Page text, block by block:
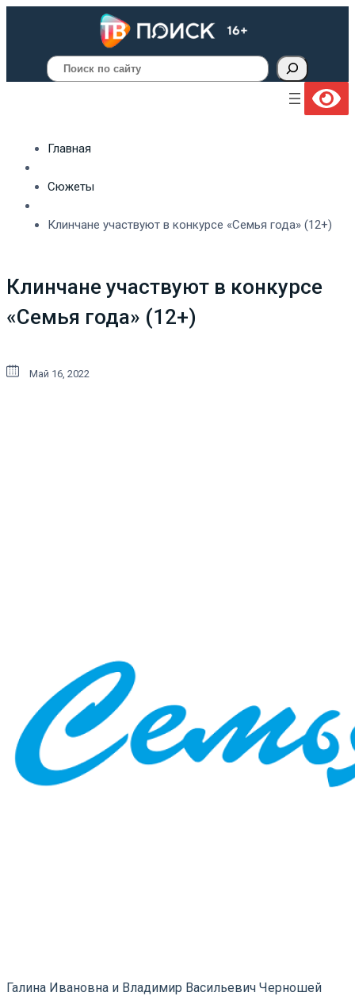
Поиск
Главная
Сюжеты
Клинчане участвуют в конкурсе «Семья года» (12+)
Клинчане участвуют в конкурсе
«Семья года» (12+)
Май 16, 2022
Галина Ивановна и Владимир Васильевич Черношей